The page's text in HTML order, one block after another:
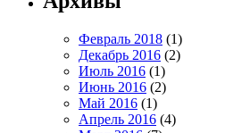
Февраль 2018 (1)
Декабрь 2016 (2)
Июль 2016 (1)
Июнь 2016 (2)
Май 2016 (1)
Апрель 2016 (4)